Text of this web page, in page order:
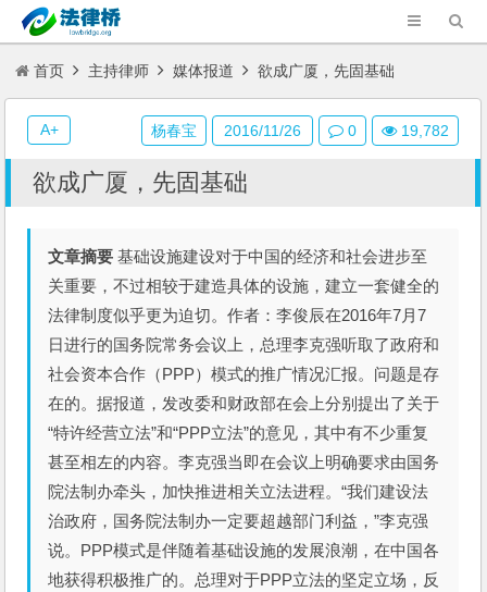
首页 主持律师 媒体报道 欲成广厦，先固基础
欲成广厦，先固基础
文章摘要 基础设施建设对于中国的经济和社会进步至
关重要，不过相较于建造具体的设施，建立一套健全的
法律制度似乎更为迫切。作者：李俊辰在2016年7月7
日进行的国务院常务会议上，总理李克强听取了政府和
社会资本合作（PPP）模式的推广情况汇报。问题是存
在的。据报道，发改委和财政部在会上分别提出了关于
“特许经营立法”和“PPP立法”的意见，其中有不少重复
甚至相左的内容。李克强当即在会议上明确要求由国务
院法制办牵头，加快推进相关立法进程。“我们建设法
治政府，国务院法制办一定要超越部门利益，”李克强
说。PPP模式是伴随着基础设施的发展浪潮，在中国各
地获得积极推广的。总理对于PPP立法的坚定立场，反
杨春宝 2016/11/26 0 19,782
A+